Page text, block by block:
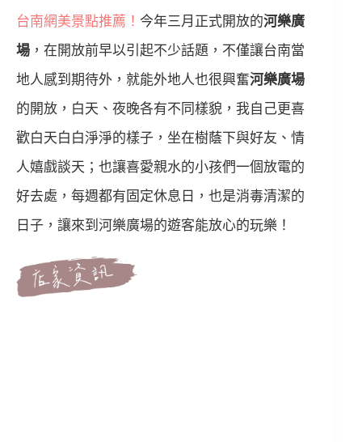
台南網美景點推薦！ 今年三月正式開放的河樂廣
場 ，在開放前早以引起不少話題，不僅讓台南當
地人感到期待外，就能外地人也很興奮河樂廣場
的開放，白天、夜晚各有不同樣貌，我自己更喜
歡白天白白淨淨的樣子，坐在樹蔭下與好友、情
人嬉戲談天；也讓喜愛親水的小孩們一個放電的
好去處，每週都有固定休息日，也是消毒清潔的
日子，讓來到河樂廣場的遊客能放心的玩樂！